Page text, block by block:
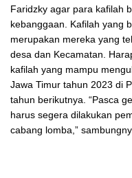
Faridzky agar para kafilah
kebanggaan. Kafilah yang
merupakan mereka yang
desa dan Kecamatan.
kafilah yang mampu
Jawa Timur tahun 2023 di
tahun berikutnya. “Pasca
harus segera dilakukan
cabang lomba,”